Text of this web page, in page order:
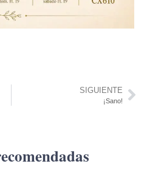
SIGUIENTE
¡Sano!